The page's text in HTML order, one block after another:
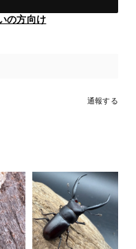
の方向け
通報する